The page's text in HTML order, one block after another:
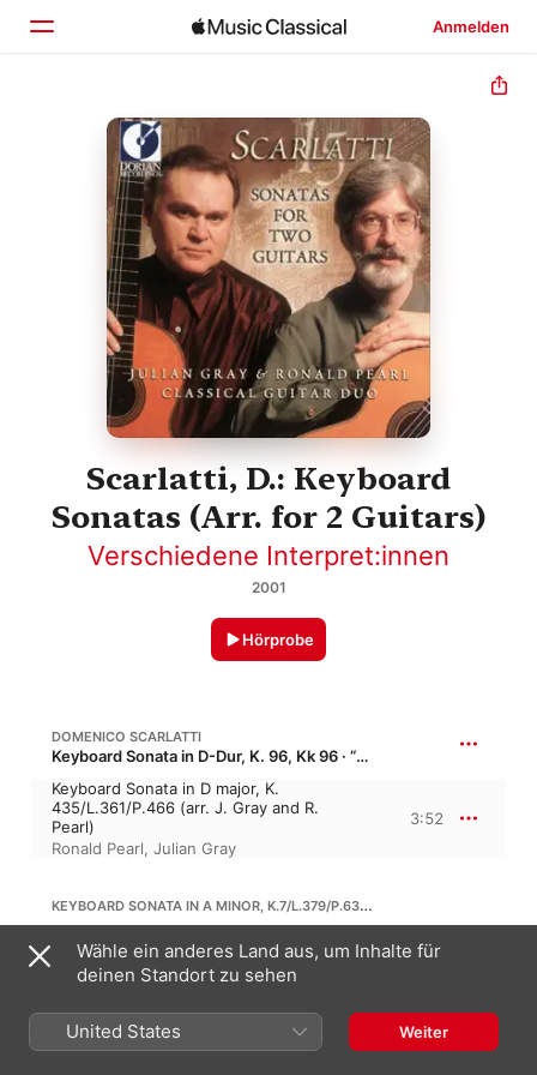
Anmelden
Startseite
Entdecken
Suchen
Scarlatti, D.: Keyboard
Sonatas (Arr. for 2 Guitars)
Verschiedene Interpret:innen
2001
Hörprobe
DOMENICO SCARLATTI
Keyboard Sonata in D-Dur, K. 96, Kk 96 · “La caccia”
Keyboard Sonata in D major, K.
435/L.361/P.466 (arr. J. Gray and R.
Pearl)
Ronald Pearl, Julian Gray
3:52
KEYBOARD SONATA IN A MINOR, K.7/L.379/P.63 (ARR. J. GRAY AND R. PEARL)
Keyboard Sonata in a minor,
K.7/L.379/P.63 (arr. J. Gray and R. Pearl)
Julian Gray ,Ronald Pearl, Moana & The
Wähle ein anderes Land aus, um Inhalte für
deinen Standort zu sehen
United States Weiter